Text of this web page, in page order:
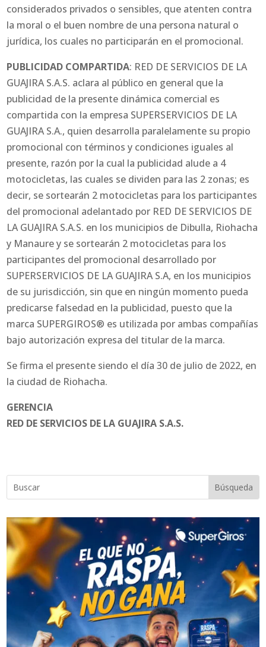
considerados privados o sensibles, que atenten contra
la moral o el buen nombre de una persona natural o
jurídica, los cuales no participarán en el promocional.
PUBLICIDAD COMPARTIDA: RED DE SERVICIOS DE LA
GUAJIRA S.A.S. aclara al público en general que la
publicidad de la presente dinámica comercial es
compartida con la empresa SUPERSERVICIOS DE LA
GUAJIRA S.A., quien desarrolla paralelamente su propio
promocional con términos y condiciones iguales al
presente, razón por la cual la publicidad alude a 4
motocicletas, las cuales se dividen para las 2 zonas; es
decir, se sortearán 2 motocicletas para los participantes
del promocional adelantado por RED DE SERVICIOS DE
LA GUAJIRA S.A.S. en los municipios de Dibulla, Riohacha
y Manaure y se sortearán 2 motocicletas para los
participantes del promocional desarrollado por
SUPERSERVICIOS DE LA GUAJIRA S.A, en los municipios
de su jurisdicción, sin que en ningún momento pueda
predicarse falsedad en la publicidad, puesto que la
marca SUPERGIROS® es utilizada por ambas compañías
bajo autorización expresa del titular de la marca.
Se firma el presente siendo el día 30 de julio de 2022, en
la ciudad de Riohacha.
GERENCIA
RED DE SERVICIOS DE LA GUAJIRA S.A.S.